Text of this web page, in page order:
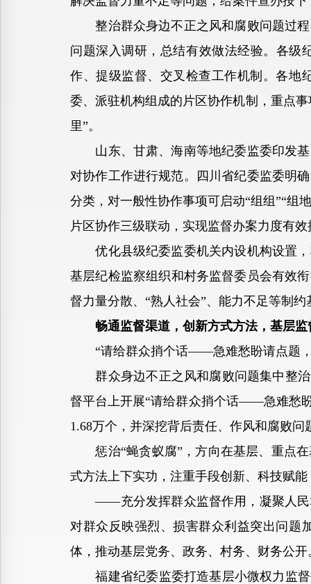
整治群众身边不正之风和腐败问题过程
问题深入调研，总结有效做法经验。各级
作、提级监督、交叉检查工作机制。各地
委、派驻机构组成的片区协作机制，重点
里”。
山东、甘肃、海南等地纪委监委印发基
对协作工作进行规范。四川省纪委监委明
分类，对一般性协作事项可启动“组组”“组
片区协作三级联动，实现监督办案力度有效
优化县级纪委监委机关内设机构设置，
基层纪检监察组织和村务监督委员会有效
督力量分散、“熟人社会”、能力不足等制
畅通监督渠道，创新方式方法，基层
“请给群众捎个话——急难愁盼请点题，
群众身边不正之风和腐败问题集中整治
督平台上开展“请给群众捎个话——急难愁
1.68万个，并深挖背后责任、作风和腐败
惩治“蝇贪蚁腐”，方向在基层、重点在
式方法上下实功，注重手段创新、科技赋
——充分发挥群众监督作用，凝聚人民群
对群众反映强烈、损害群众利益突出问题
体，推动基层党务、政务、村务、财务公开
福建省纪委监委打造基层小微权力监督